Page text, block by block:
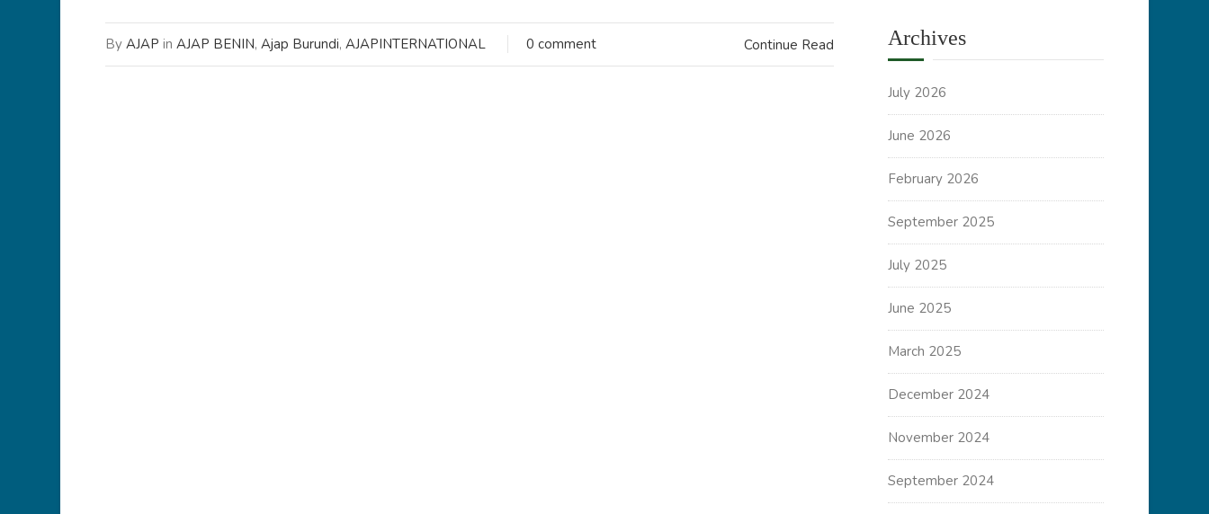
Continue Read
By AJAP in AJAP BENIN, Ajap Burundi, AJAPINTERNATIONAL 0 comment Archives
July 2026
June 2026
February 2026
September 2025
July 2025
June 2025
March 2025
December 2024
November 2024
September 2024